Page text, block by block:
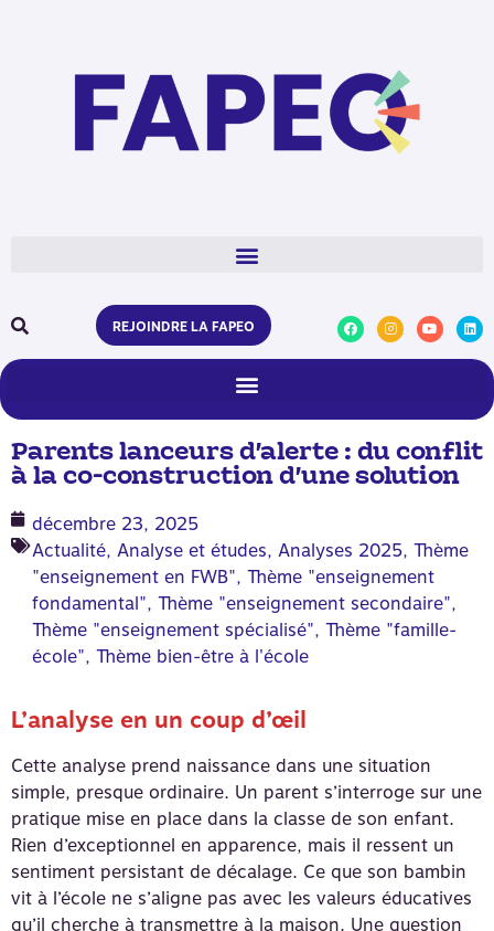
REJOINDRE LA FAPEO
Parents lanceurs d’alerte : du conflit
à la co-construction d’une solution
décembre 23, 2025
Actualité, Analyse et études, Analyses 2025, Thème
"enseignement en FWB", Thème "enseignement
fondamental", Thème "enseignement secondaire",
Thème "enseignement spécialisé", Thème "famille-
école", Thème bien-être à l'école
L’analyse en un coup d’œil
Cette analyse prend naissance dans une situation
simple, presque ordinaire. Un parent s’interroge sur une
pratique mise en place dans la classe de son enfant.
Rien d’exceptionnel en apparence, mais il ressent un
sentiment persistant de décalage. Ce que son bambin
vit à l’école ne s’aligne pas avec les valeurs éducatives
qu’il cherche à transmettre à la maison. Une question